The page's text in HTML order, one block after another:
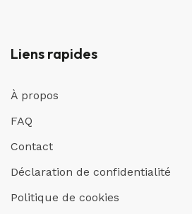
Liens rapides
À propos
FAQ
Contact
Déclaration de confidentialité
Politique de cookies